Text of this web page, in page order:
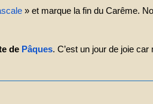
» et marque la fin du Carême.
de Pâques. C’est un jour de joie